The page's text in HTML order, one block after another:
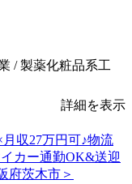
/ 製薬化粧品系工
詳細を表示